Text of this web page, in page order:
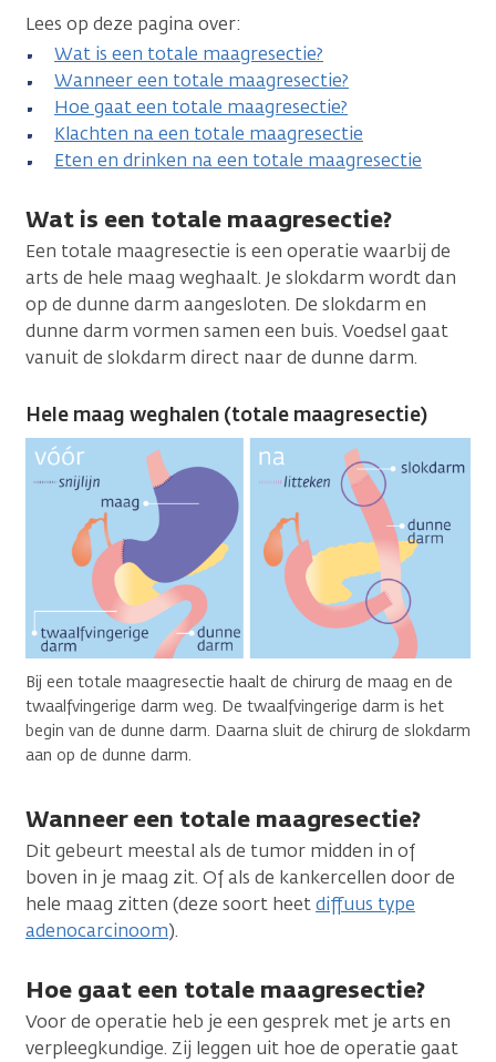
Lees op deze pagina over:
Wat is een totale maagresectie?
Wanneer een totale maagresectie?
Hoe gaat een totale maagresectie?
Klachten na een totale maagresectie
Eten en drinken na een totale maagresectie
Wat is een totale maagresectie?
Een totale maagresectie is een operatie waarbij de
arts de hele maag weghaalt. Je slokdarm wordt dan
op de dunne darm aangesloten. De slokdarm en
dunne darm vormen samen een buis. Voedsel gaat
vanuit de slokdarm direct naar de dunne darm.
Hele maag weghalen (totale maagresectie)
Bij een totale maagresectie haalt de chirurg de maag en de
twaalfvingerige darm weg. De twaalfvingerige darm is het
begin van de dunne darm. Daarna sluit de chirurg de slokdarm
aan op de dunne darm.
Wanneer een totale maagresectie?
Dit gebeurt meestal als de tumor midden in of
boven in je maag zit. Of als de kankercellen door de
hele maag zitten (deze soort heetdiffuus type
adenocarcinoom).
Hoe gaat een totale maagresectie?
Voor de operatie heb je een gesprek met je arts en
verpleegkundige. Zij leggen uit hoe de operatie gaat